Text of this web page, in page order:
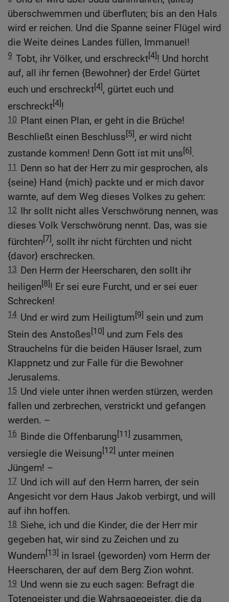
überschwemmen und überfluten; bis an den Hals
wird er reichen. Und die Spanne seiner Flügel wird
die Weite deines Landes füllen, Immanuel!
9 Tobt, ihr Völker, und erschreckt[4]! Und horcht
auf, all ihr fernen {Bewohner} der Erde! Gürtet
euch und erschreckt[4], gürtet euch und
erschreckt[4]!
10 Plant einen Plan, er geht in die Brüche!
Beschließt einen Beschluss[5], er wird nicht
zustande kommen! Denn Gott ist mit uns[6].
11 Denn so hat der Herr zu mir gesprochen, als
{seine} Hand {mich} packte und er mich davor
warnte, auf dem Weg dieses Volkes zu gehen:
12 Ihr sollt nicht alles Verschwörung nennen, was
dieses Volk Verschwörung nennt. Das, was sie
fürchten[7], sollt ihr nicht fürchten und nicht
{davor} erschrecken.
13 Den Herrn der Heerscharen, den sollt ihr
heiligen[8]! Er sei eure Furcht, und er sei euer
Schrecken!
14 Und er wird zum Heiligtum[9] sein und zum
Stein des Anstoßes[10] und zum Fels des
Strauchelns für die beiden Häuser Israel, zum
Klappnetz und zur Falle für die Bewohner
Jerusalems.
15 Und viele unter ihnen werden stürzen, werden
fallen und zerbrechen, verstrickt und gefangen
werden. –
16 Binde die Offenbarung[11] zusammen,
versiegle die Weisung[12] unter meinen
Jüngern! –
17 Und ich will auf den Herrn harren, der sein
Angesicht vor dem Haus Jakob verbirgt, und will
auf ihn hoffen.
18 Siehe, ich und die Kinder, die der Herr mir
gegeben hat, wir sind zu Zeichen und zu
Wundern[13] in Israel {geworden} vom Herrn der
Heerscharen, der auf dem Berg Zion wohnt.
19 Und wenn sie zu euch sagen: Befragt die
Totengeister und die Wahrsagegeister, die da